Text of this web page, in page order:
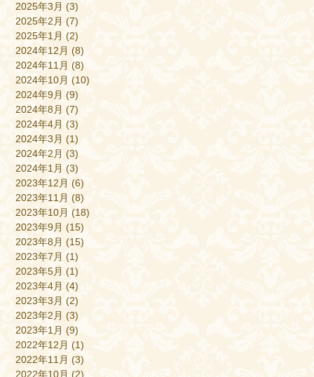
2025年3月 (3)
2025年2月 (7)
2025年1月 (2)
2024年12月 (8)
2024年11月 (8)
2024年10月 (10)
2024年9月 (9)
2024年8月 (7)
2024年4月 (3)
2024年3月 (1)
2024年2月 (3)
2024年1月 (3)
2023年12月 (6)
2023年11月 (8)
2023年10月 (18)
2023年9月 (15)
2023年8月 (15)
2023年7月 (1)
2023年5月 (1)
2023年4月 (4)
2023年3月 (2)
2023年2月 (3)
2023年1月 (9)
2022年12月 (1)
2022年11月 (3)
2022年10月 (2)